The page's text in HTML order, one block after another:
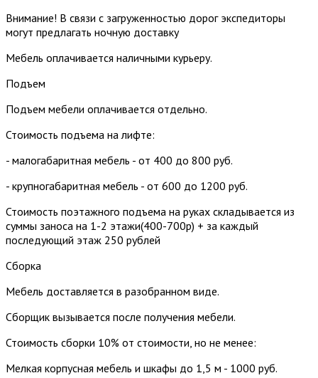
Внимание! В связи с загруженностью дорог экспедиторы
могут предлагать ночную доставку
Мебель оплачивается наличными курьеру.
Подъем
Подъем мебели оплачивается отдельно.
Стоимость подъема на лифте:
- малогабаритная мебель - от 400 до 800 руб.
- крупногабаритная мебель - от 600 до 1200 руб.
Стоимость поэтажного подъема на руках складывается из
суммы заноса на 1-2 этажи(400-700р) + за каждый
последующий этаж 250 рублей
Сборка
Мебель доставляется в разобранном виде.
Сборщик вызывается после получения мебели.
Стоимость сборки 10% от стоимости, но не менее:
Мелкая корпусная мебель и шкафы до 1,5 м - 1000 руб.